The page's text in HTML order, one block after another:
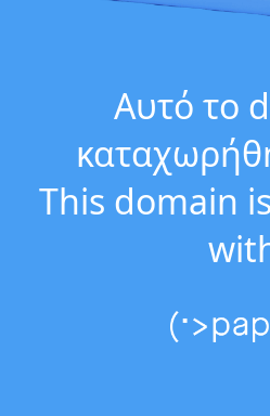
Αυτό το
This domain